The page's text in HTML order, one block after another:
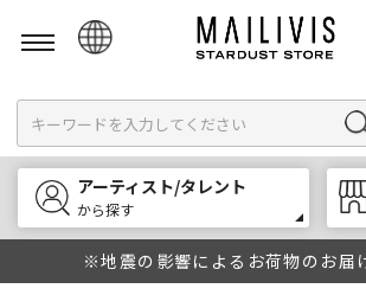
English
한국어
中文
アーティスト/タレント
から探す
※地震の影響によるお荷物のお届